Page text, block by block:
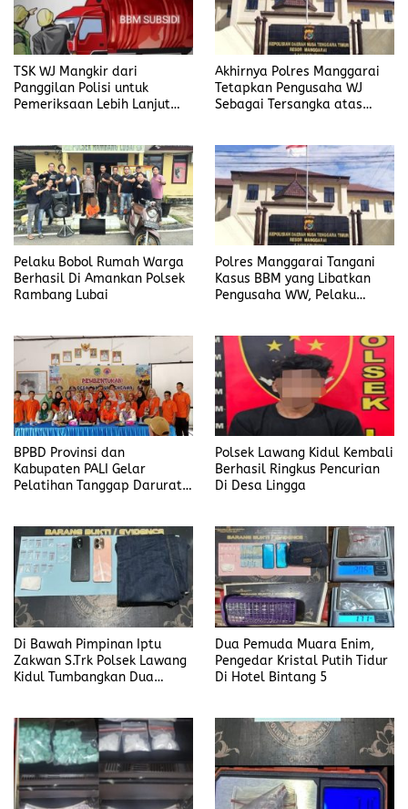
TSK WJ Mangkir dari
Panggilan Polisi untuk
Pemeriksaan Lebih Lanjut
Apa?
Akhirnya Polres Manggarai
Tetapkan Pengusaha WJ
Sebagai Tersangka atas
Pelaku Bobol Rumah Warga
Berhasil Di Amankan Polsek
Rambang Lubai
Polres Manggarai Tangani
Kasus BBM yang Libatkan
Pengusaha WW, Pelaku
BPBD Provinsi dan
Kabupaten PALI Gelar
Pelatihan Tanggap Darurat
Polsek Lawang Kidul Kembali
Berhasil Ringkus Pencurian
Di Desa Lingga
Di Bawah Pimpinan Iptu
Zakwan S.Trk Polsek Lawang
Kidul Tumbangkan Dua
Dua Pemuda Muara Enim,
Pengedar Kristal Putih Tidur
Di Hotel Bintang 5